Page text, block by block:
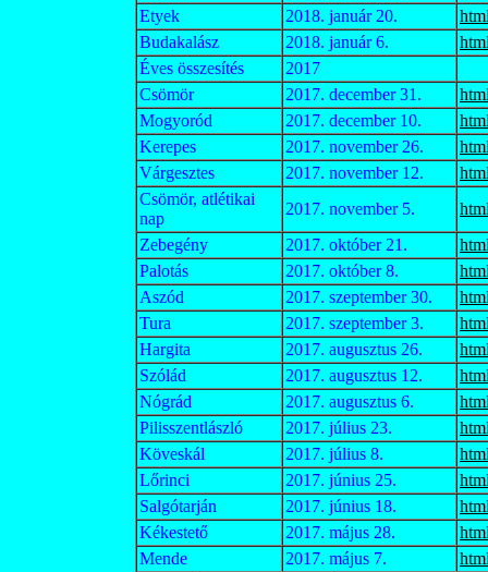
Etyek
2018. január 20.
Budakalász
2018. január 6.
Éves összesítés
2017
Csömör
2017. december 31.
Mogyoród
2017. december 10.
Kerepes
2017. november 26.
Várgesztes
2017. november 12.
Csömör, atlétikai
nap
2017. november 5.
Zebegény
2017. október 21.
Palotás
2017. október 8.
Aszód
2017. szeptember 30.
Tura
2017. szeptember 3.
Hargita
2017. augusztus 26.
Szólád
2017. augusztus 12.
Nógrád
2017. augusztus 6.
Pilisszentlászló
2017. július 23.
Köveskál
2017. július 8.
Lőrinci
2017. június 25.
Salgótarján
2017. június 18.
Kékestető
2017. május 28.
Mende
2017. május 7.